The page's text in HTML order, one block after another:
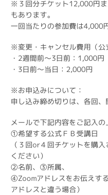
※３回分チケット12,000円
もあります。
一回当たりの参加費は4,000
※変更・キャンセル費用（公
・2週間前～3日前：1,000円
・3日前～当日：2,000円
※お申込みについて：
申し込み締め切りは、各回、
メールで下記内容をご記入の
①希望する公式ＦＢ受講日
（３回or４回チケットを購
ください）
②名前、③所属、
④Zoomアドレスをお伝えす
アドレスと違う場合）